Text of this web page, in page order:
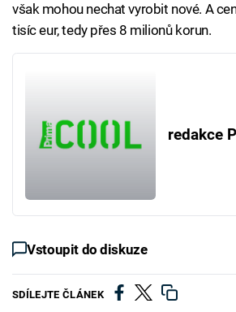
však mohou nechat vyrobit nové. A
tisíc eur, tedy přes 8 milionů korun.
redakce
Vstoupit do diskuze
SDÍLEJTE ČLÁNEK